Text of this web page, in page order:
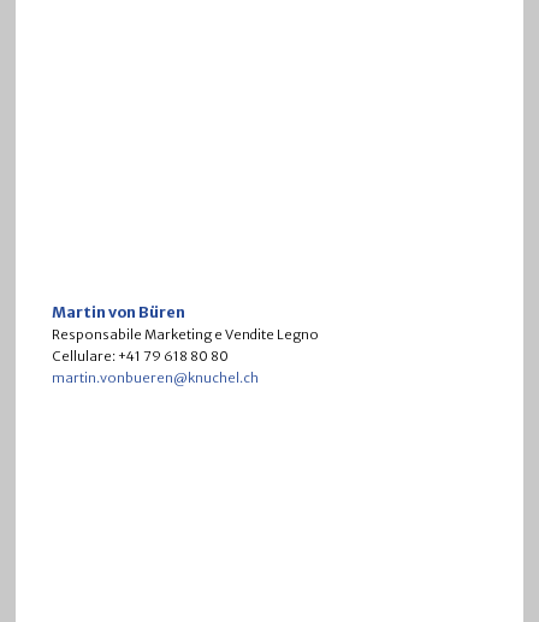
Martin von Büren
Responsabile Marketing e Vendite Legno
Cellulare: +41 79 618 80 80
martin.vonbueren@knuchel.ch